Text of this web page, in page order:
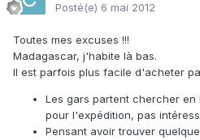
Posté(e) 6 mai 2012
Toutes mes excuses !!!
Madagascar, j'habite là bas.
Il est parfois plus facile d'acheter
Les gars partent chercher
pour l'expédition, pas
Pensant avoir trouver